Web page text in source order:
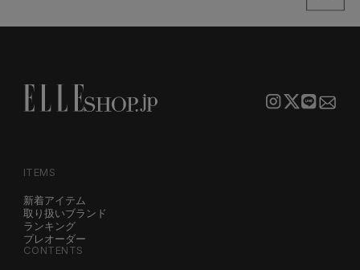
ITEMS
新着アイテム
取り扱いブランド
ランキング
プレオーダー
CONTENTS